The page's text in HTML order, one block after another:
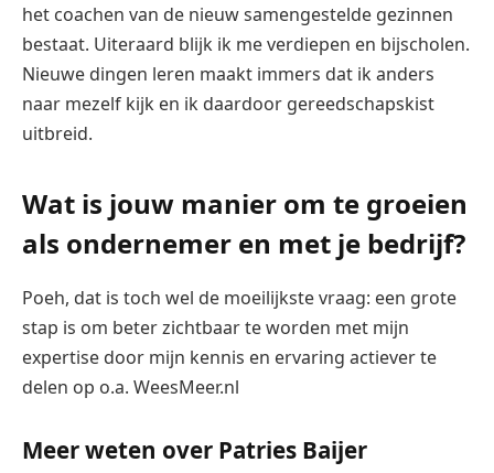
het coachen van de nieuw samengestelde gezinnen
bestaat. Uiteraard blijk ik me verdiepen en bijscholen.
Nieuwe dingen leren maakt immers dat ik anders
naar mezelf kijk en ik daardoor gereedschapskist
uitbreid.
Wat is jouw manier om te groeien
als ondernemer en met je bedrijf?
Poeh, dat is toch wel de moeilijkste vraag: een grote
stap is om beter zichtbaar te worden met mijn
expertise door mijn kennis en ervaring actiever te
delen op o.a. WeesMeer.nl
Meer weten over Patries Baijer